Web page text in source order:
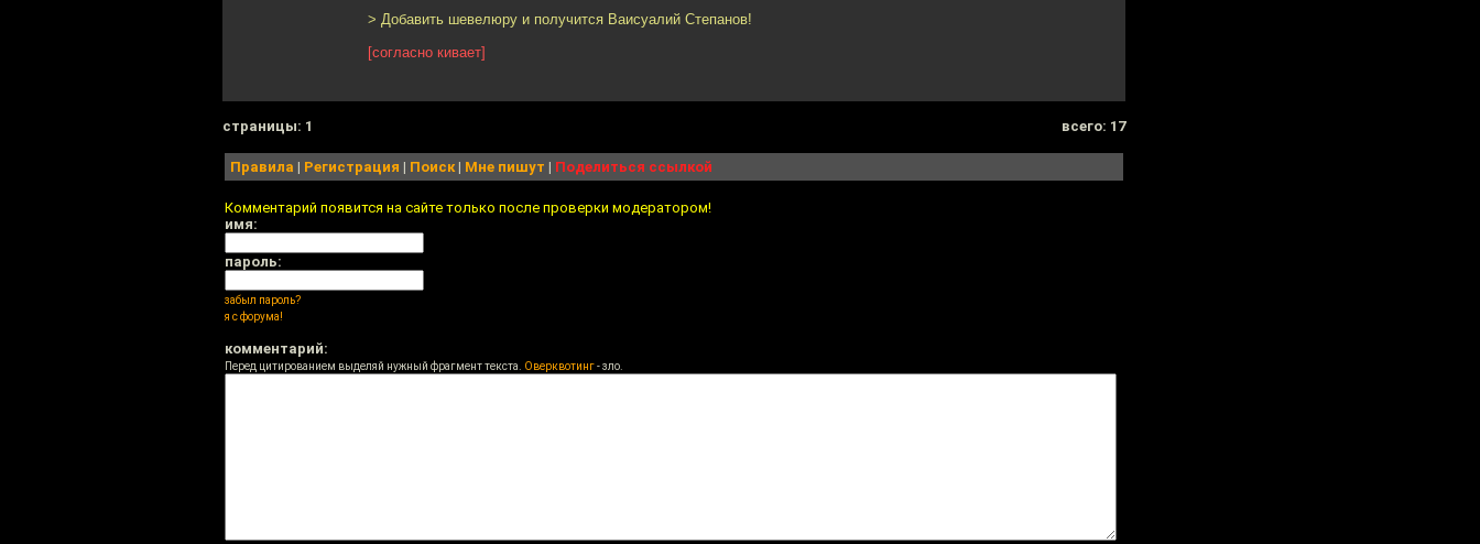
> Добавить шевелюру и получится Ваисуалий Степанов!
[согласно кивает]
cтраницы: 1 всего: 17
Правила | Регистрация | Поиск| Мне пишут | Поделиться ссылкой
Комментарий появится на сайте только после проверки модератором!
имя:
пароль:
забыл пароль?
я с форума!
комментарий:
Перед цитированием выделяй нужный фрагмент текста. Оверквотинг- зло.